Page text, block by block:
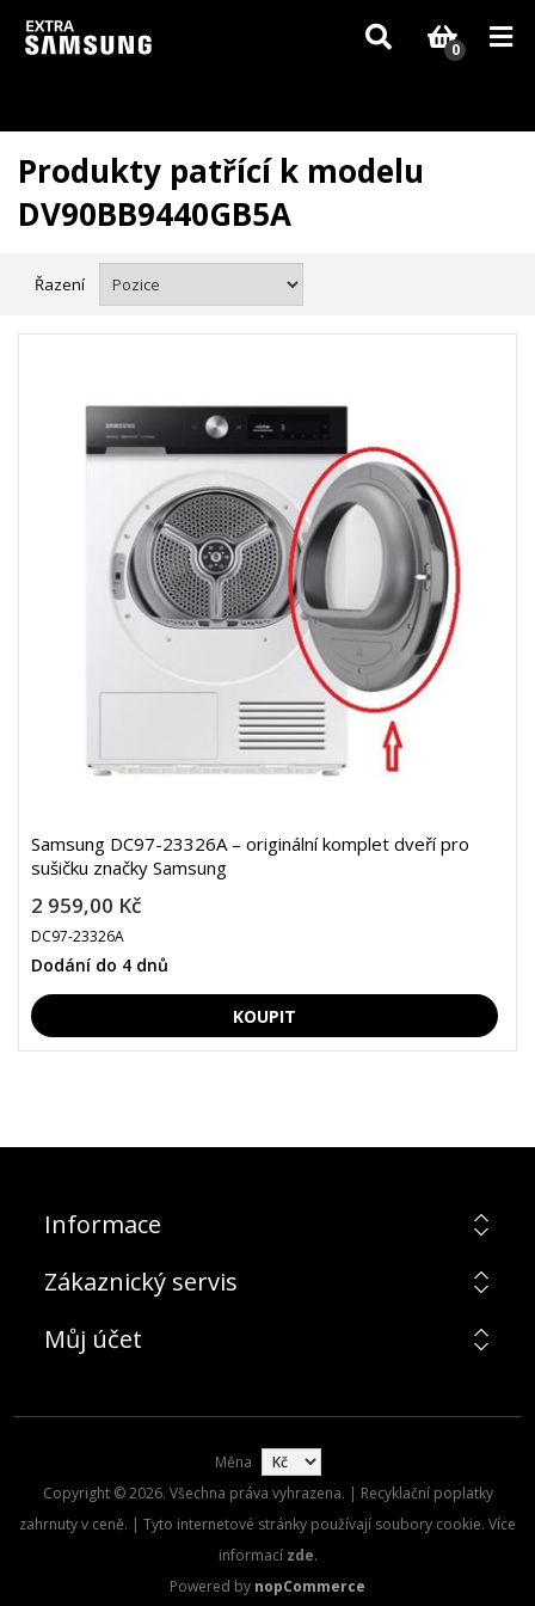
Vzhledem k aktuální situaci se může dodání dílů, které nejsou skladem,
zpozdit. Děkujeme za pochopení.
0
Produkty patřící k modelu
DV90BB9440GB5A
Řazení
Samsung DC97-23326A – originální komplet dveří pro
sušičku značky Samsung
2 959,00 Kč
DC97-23326A
Dodání do 4 dnů
Informace
Zákaznický servis
Můj účet
Měna
Copyright © 2026. Všechna práva vyhrazena. | Recyklační poplatky
zahrnuty v ceně. | Tyto internetové stránky používají soubory cookie. Více
informací zde.
Powered by nopCommerce